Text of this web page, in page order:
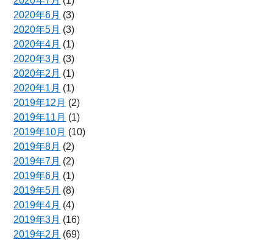
2020年6月 (3)
2020年5月 (3)
2020年4月 (1)
2020年3月 (3)
2020年2月 (1)
2020年1月 (1)
2019年12月 (2)
2019年11月 (1)
2019年10月 (10)
2019年8月 (2)
2019年7月 (2)
2019年6月 (1)
2019年5月 (8)
2019年4月 (4)
2019年3月 (16)
2019年2月 (69)